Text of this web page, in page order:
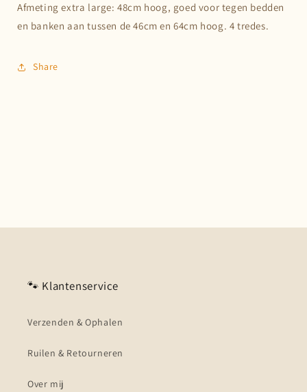
Afmeting extra large: 48cm hoog, goed voor tegen bedden
en banken aan tussen de 46cm en 64cm hoog. 4 tredes.
Share
🐾 Klantenservice
Verzenden & Ophalen
Ruilen & Retourneren
Over mij